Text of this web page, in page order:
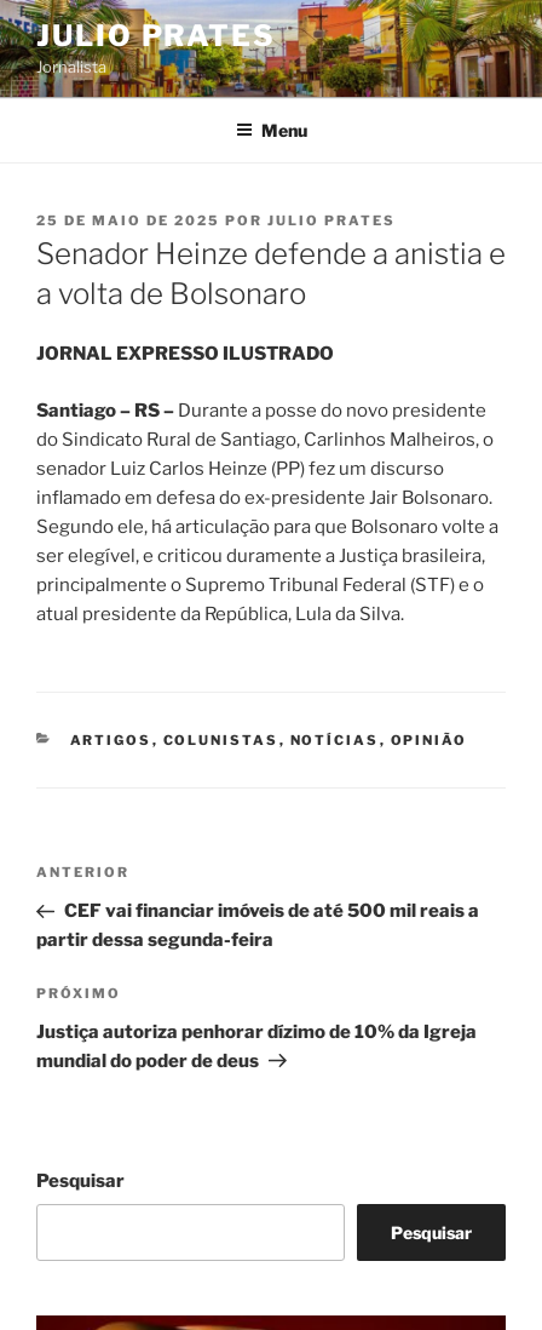
Pular
para
o
conteúdo
JULIO PRATES
Jornalista
Menu
PUBLICADO
EM
25 DE MAIO DE 2025 POR JULIO PRATES
Senador Heinze defende a anistia e
a volta de Bolsonaro
JORNAL EXPRESSO ILUSTRADO
Santiago – RS – Durante a posse do novo presidente
do Sindicato Rural de Santiago, Carlinhos Malheiros, o
senador Luiz Carlos Heinze (PP) fez um discurso
inflamado em defesa do ex-presidente Jair Bolsonaro.
Segundo ele, há articulação para que Bolsonaro volte a
ser elegível, e criticou duramente a Justiça brasileira,
principalmente o Supremo Tribunal Federal (STF) e o
atual presidente da República, Lula da Silva.
CATEGORIAS
ARTIGOS , COLUNISTAS , NOTÍCIAS , OPINIÃO
Navegação
Post
Post
anterior
ANTERIOR
CEF vai financiar imóveis de até 500 mil reais a
partir dessa segunda-feira
Próximo
post
PRÓXIMO
Justiça autoriza penhorar dízimo de 10% da Igreja
mundial do poder de deus
Pesquisar
Pesquisar